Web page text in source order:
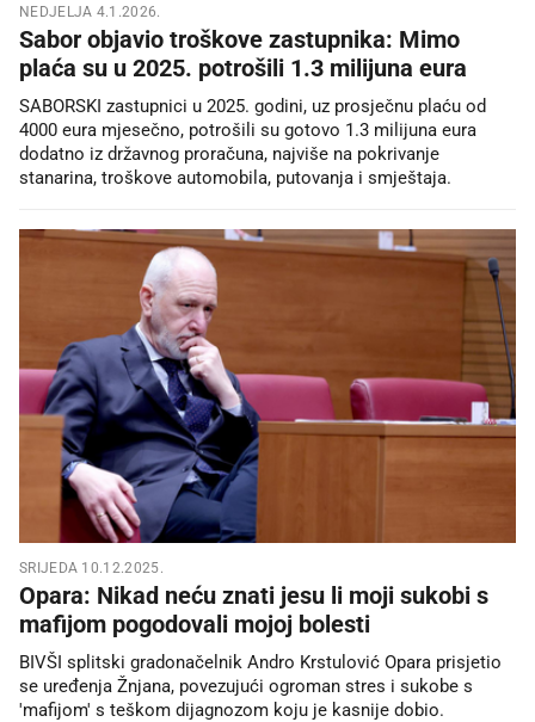
NEDJELJA 4.1.2026.
Sabor objavio troškove zastupnika: Mimo
plaća su u 2025. potrošili 1.3 milijuna eura
SABORSKI zastupnici u 2025. godini, uz prosječnu plaću od
4000 eura mjesečno, potrošili su gotovo 1.3 milijuna eura
dodatno iz državnog proračuna, najviše na pokrivanje
stanarina, troškove automobila, putovanja i smještaja.
SRIJEDA 10.12.2025.
Opara: Nikad neću znati jesu li moji sukobi s
mafijom pogodovali mojoj bolesti
BIVŠI splitski gradonačelnik Andro Krstulović Opara prisjetio
se uređenja Žnjana, povezujući ogroman stres i sukobe s
'mafijom' s teškom dijagnozom koju je kasnije dobio.